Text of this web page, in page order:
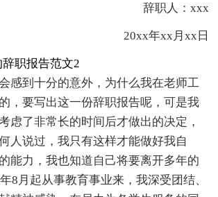
辞职人：xxx
20xx年xx月xx日
职报告范文2
感到十分的意外，为什么我在老师工
，要写出这一份辞职报告呢，可是我
虑了非常长的时间后才做出的决定，
人说过，我只有这样才能做好我自
能力，我也知道自己将要离开多年的
8月起从事教育事业来，我深受团结、